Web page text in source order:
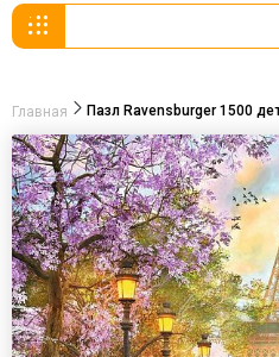
Главная Пазл Ravensburger 1500